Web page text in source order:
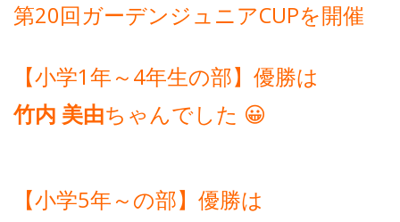
第20回ガーデンジュニアCUPを開催
【小学1年～4年生の部】優勝は
竹内 美由ちゃんでした 😀
【小学5年～の部】優勝は